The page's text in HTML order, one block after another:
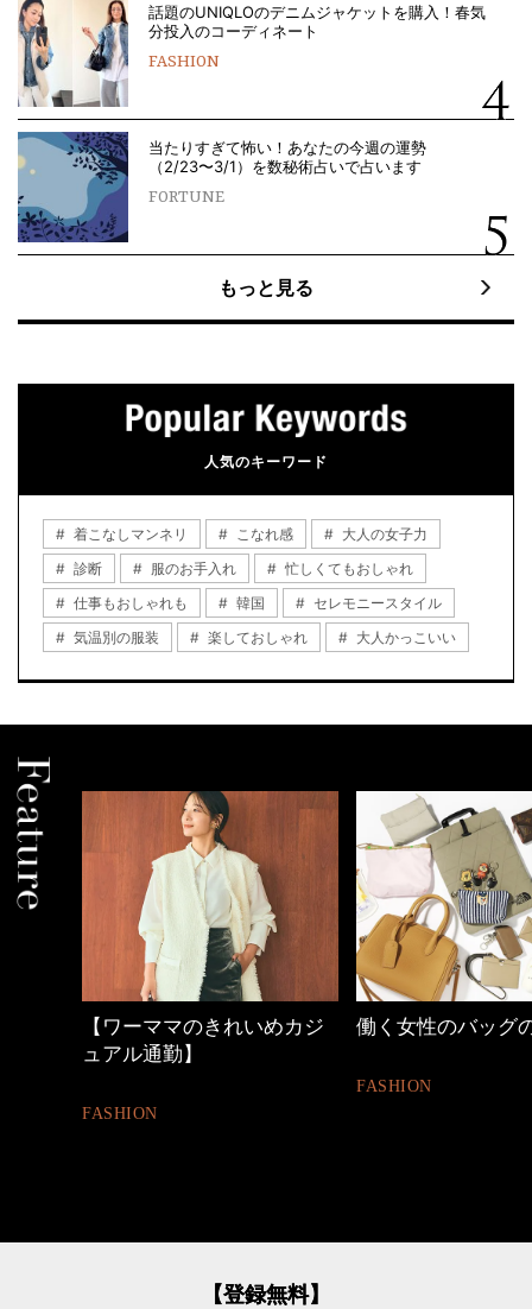
話題のUNIQLOのデニムジャケットを購入！春気
分投入のコーディネート
FASHION
当たりすぎて怖い！あなたの今週の運勢
（2/23〜3/1）を数秘術占いで占います
FORTUNE
もっと見る
人気のキーワード
着こなしマンネリ こなれ感
大人の女子力
診断
服のお手入れ
忙しくてもおしゃれ
仕事もおしゃれも
韓国
セレモニースタイル
気温別の服装
楽しておしゃれ 大人かっこいい
【ワーママのきれいめカジ
ュアル通勤】
FASHION
働く女性のバッグ
FASHION
【登録無料】